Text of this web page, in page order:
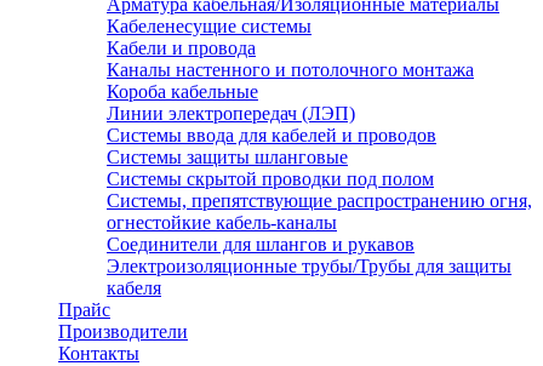
Арматура кабельная/Изоляционные материалы
Кабеленесущие системы
Кабели и провода
Каналы настенного и потолочного монтажа
Короба кабельные
Линии электропередач (ЛЭП)
Системы ввода для кабелей и проводов
Системы защиты шланговые
Системы скрытой проводки под полом
Системы, препятствующие распространению огня,
огнестойкие кабель-каналы
Соединители для шлангов и рукавов
Электроизоляционные трубы/Трубы для защиты
кабеля
Прайс
Производители
Контакты